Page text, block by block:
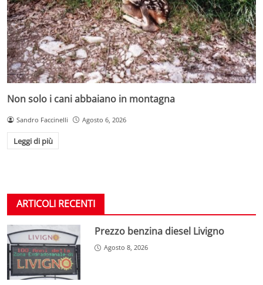
Non solo i cani abbaiano in montagna
Sandro Faccinelli Agosto 6, 2026
Leggi di più
ARTICOLI RECENTI
Prezzo benzina diesel Livigno
Agosto 8, 2026